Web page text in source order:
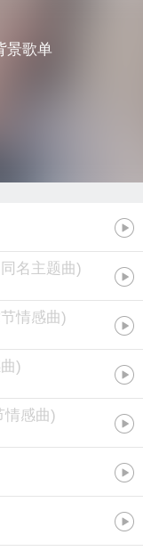
景歌单
名主题曲)
情感曲)
)
情感曲)